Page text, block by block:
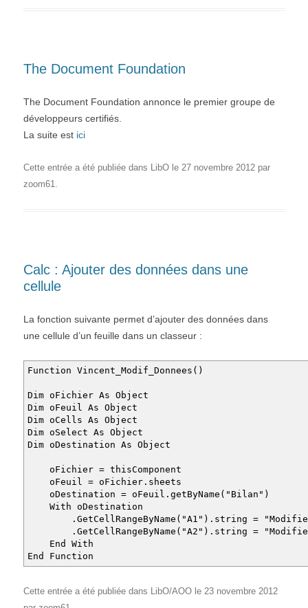
The Document Foundation
The Document Foundation annonce le premier groupe de
développeurs certifiés.
La suite est ici
Cette entrée a été publiée dans LibO le 27 novembre 2012 par
zoom61.
Calc : Ajouter des données dans une
cellule
La fonction suivante permet d’ajouter des données dans
une cellule d’un feuille dans un classeur :
Function Vincent_Modif_Donnees()
Dim oFichier As Object
Dim oFeuil As Object
Dim oCells As Object
Dim oSelect As Object
Dim oDestination As Object
oFichier = thisComponent
oFeuil = oFichier.sheets
oDestination = oFeuil.getByName("Bilan")
With oDestination
.GetCellRangeByName("A1").string =
.GetCellRangeByName("A2").string =
End With
End Function
Cette entrée a été publiée dans LibO/AOO le 23 novembre 2012